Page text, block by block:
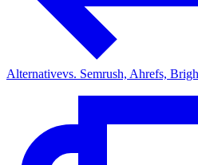
Alternativevs. Semrush, Ahrefs,